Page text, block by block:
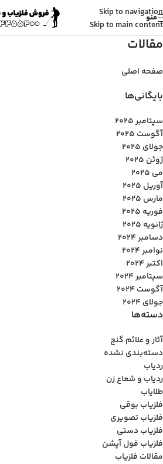
Skip to navigation
Skip to main content
منو
مقالات
صفحه اصلی
بایگانی‌ها
سپتامبر 2025
آگوست 2025
جولای 2025
ژوئن 2025
می 2025
آوریل 2025
مارس 2025
فوریه 2025
ژانویه 2025
دسامبر 2024
نوامبر 2024
اکتبر 2024
سپتامبر 2024
آگوست 2024
جولای 2024
دسته‌ها
آثار و علائم گنج
دسته‌بندی نشده
ردیاب
ردیاب و شعاع زن
طلایاب
فلزیاب بوقی
فلزیاب تصویری
فلزیاب دستی
فلزیاب فول آپشن
مقالات فلزیاب